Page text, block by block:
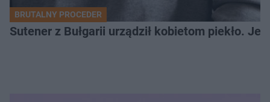
BRUTALNY PROCEDER
Sutener z Bułgarii urządził kobietom piekło.